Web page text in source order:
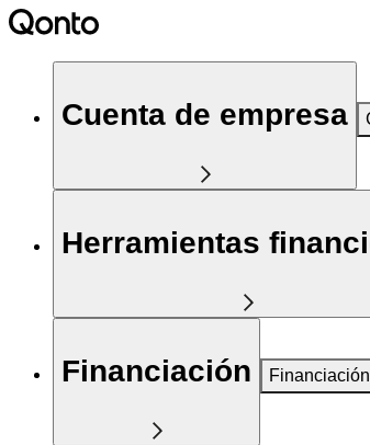
Cuenta de empresa
Herramientas
Financiación Financiación